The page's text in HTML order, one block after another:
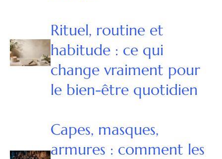
Rituel, routine et
habitude : ce qui
change vraiment pour
le bien-être quotidien
Capes, masques,
armures : comment les